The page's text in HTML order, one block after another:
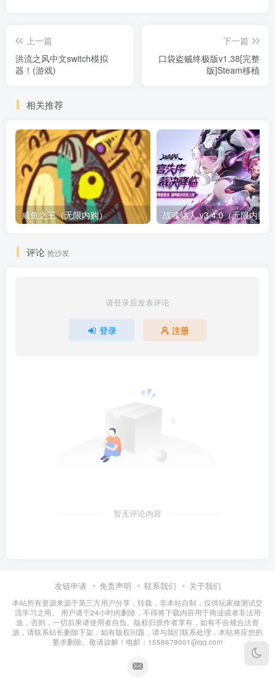
上一篇
洪流之风中文switch模拟
器！(游戏)
下一篇
口袋盗贼终极版v1.38[完整
版]Steam移植
相关推荐
咸鱼之王（无限内购）
评论 抢沙发
请登录后发表评论
登录 注册
暂无评论内容
友链申请 免责声明 联系我们 关于我们
本站所有资源来源于第三方用户分享，转载，非本站自制，仅供玩家做测试交
流学习之用。 用户请于24小时内删除，不得将下载内容用于商业或者非法用
途，否则，一切后果请使用者自负。版权归原作者享有，如有不合规合法资
源，请联系站长删除下架，如有版权问题，请与我们联系处理，本站将应您的
要求删除。敬请谅解！电邮：1556679001@qq.com